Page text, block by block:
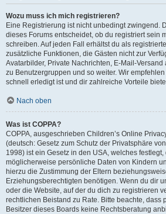
Wozu muss ich mich registrieren?
Eine Registrierung ist nicht unbedingt zwingend.
dieses Forums entscheidet, ob du registriert sein
schreiben. Auf jeden Fall erhältst du als
zusätzliche Funktionen, die Gästen nicht zur
Avatarbilder, Private Nachrichten, E-Mail-
zu Benutzergruppen und so weiter. Wir
schnell erledigt ist und dir zahlreiche Vorteile
Nach oben
Was ist COPPA?
COPPA, ausgeschrieben Children’s Online
(deutsch: Gesetz zum Schutz der Privatsphäre
1998) ist ein Gesetz in den USA, welches festlegt,
möglicherweise persönliche Daten von Kindern
hierzu die Zustimmung der Eltern
Erziehungsberechtigten benötigen. Wenn du dir
oder die Website, auf der du dich zu registrieren
rechtlichen Beistand zu Rate. Bitte beachte, dass
Besitzer dieses Boards keine Rechtsberatung